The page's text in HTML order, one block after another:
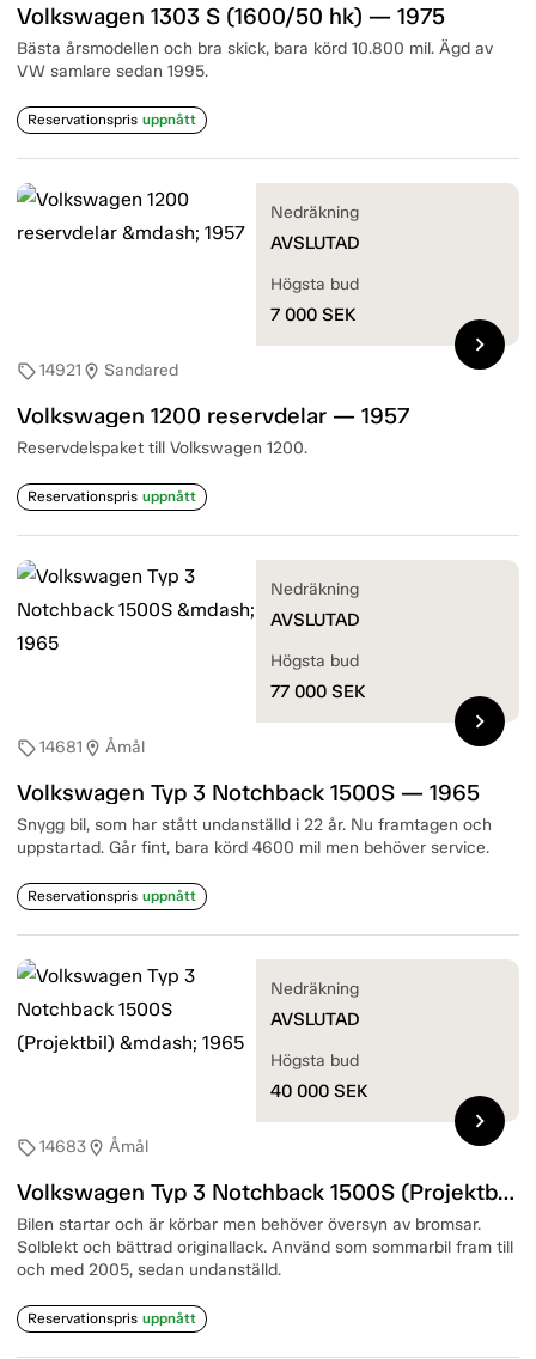
Volkswagen 1303 S (1600/50 hk) — 1975
Bästa årsmodellen och bra skick, bara körd 10.800 mil. Ägd av
VW samlare sedan 1995.
Reservationspris uppnått
sell14921 location_on Sandared
Volkswagen 1200 reservdelar — 1957
Reservdelspaket till Volkswagen 1200.
Reservationspris uppnått
Nedräkning
AVSLUTAD
Högsta bud
7 000 SEK
chevron_right
sell14681 location_on Åmål
Volkswagen Typ 3 Notchback 1500S — 1965
Snygg bil, som har stått undanställd i 22 år. Nu framtagen och
uppstartad. Går fint, bara körd 4600 mil men behöver service.
Reservationspris uppnått
Nedräkning
AVSLUTAD
Högsta bud
77 000 SEK
chevron_right
sell14683location_on Åmål
Volkswagen Typ 3 Notchback 1500S (Projektbil) — 1965
Bilen startar och är körbar men behöver översyn av bromsar.
Solblekt och bättrad originallack. Använd som sommarbil fram till
och med 2005, sedan undanställd.
Reservationspris uppnått
Nedräkning
AVSLUTAD
Högsta bud
40 000 SEK
chevron_right